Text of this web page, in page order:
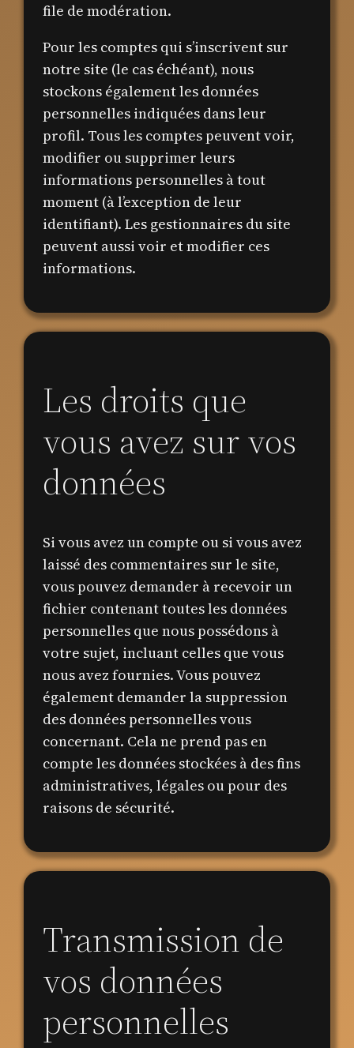
file de modération.
Pour les comptes qui s’inscrivent sur
notre site (le cas échéant), nous
stockons également les données
personnelles indiquées dans leur
profil. Tous les comptes peuvent voir,
modifier ou supprimer leurs
informations personnelles à tout
moment (à l’exception de leur
identifiant). Les gestionnaires du site
peuvent aussi voir et modifier ces
informations.
Les droits que
vous avez sur vos
données
Si vous avez un compte ou si vous avez
laissé des commentaires sur le site,
vous pouvez demander à recevoir un
fichier contenant toutes les données
personnelles que nous possédons à
votre sujet, incluant celles que vous
nous avez fournies. Vous pouvez
également demander la suppression
des données personnelles vous
concernant. Cela ne prend pas en
compte les données stockées à des fins
administratives, légales ou pour des
raisons de sécurité.
Transmission de
vos données
personnelles